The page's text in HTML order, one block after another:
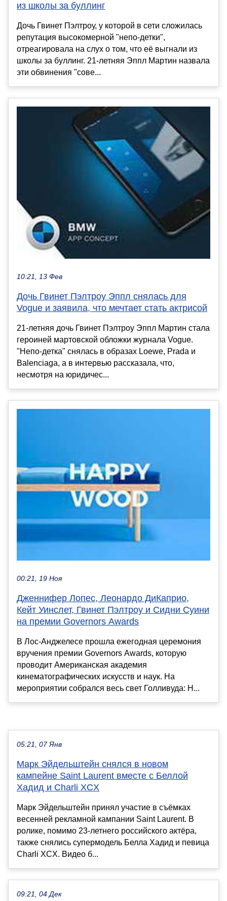
из школы за буллинг
Дочь Гвинет Пэлтроу, у которой в сети сложилась
репутация высокомерной "непо-детки",
отреагировала на слух о том, что её выгнали из
школы за буллинг. 21-летняя Эппл Мартин назвала
эти обвинения "сове...
10:21, 13 Фев
Дочь Гвинет Пэлтроу Эппл снялась для
Vogue и заявила, что мечтает стать актрисой
21-летняя дочь Гвинет Пэлтроу Эппл Мартин стала
героиней мартовской обложки журнала Vogue.
"Непо-детка" снялась в образах Loewe, Prada и
Balenciaga, а в интервью рассказала, что,
несмотря на юридичес...
00:21, 19 Ноя
Дженнифер Лопес, Леонардо ДиКаприо,
Кейт Уинслет, Гвинет Пэлтроу и Сидни Суини
на премии Governors Awards
В Лос-Анджелесе прошла ежегодная церемония
вручения премии Governors Awards, которую
проводит Американская академия
кинематографических искусств и наук. На
мероприятии собрался весь свет Голливуда: Н...
05:21, 07 Янв
Марк Эйдельштейн снялся в новом
кампейне Saint Laurent вместе с Беллой
Хадид и Charli XCX
Марк Эйдельштейн принял участие в съёмках
весенней рекламной кампании Saint Laurent. В
ролике, помимо 23-летнего российского актёра,
также снялись супермодель Белла Хадид и певица
Charli XCX. Видео б...
09:21, 04 Дек